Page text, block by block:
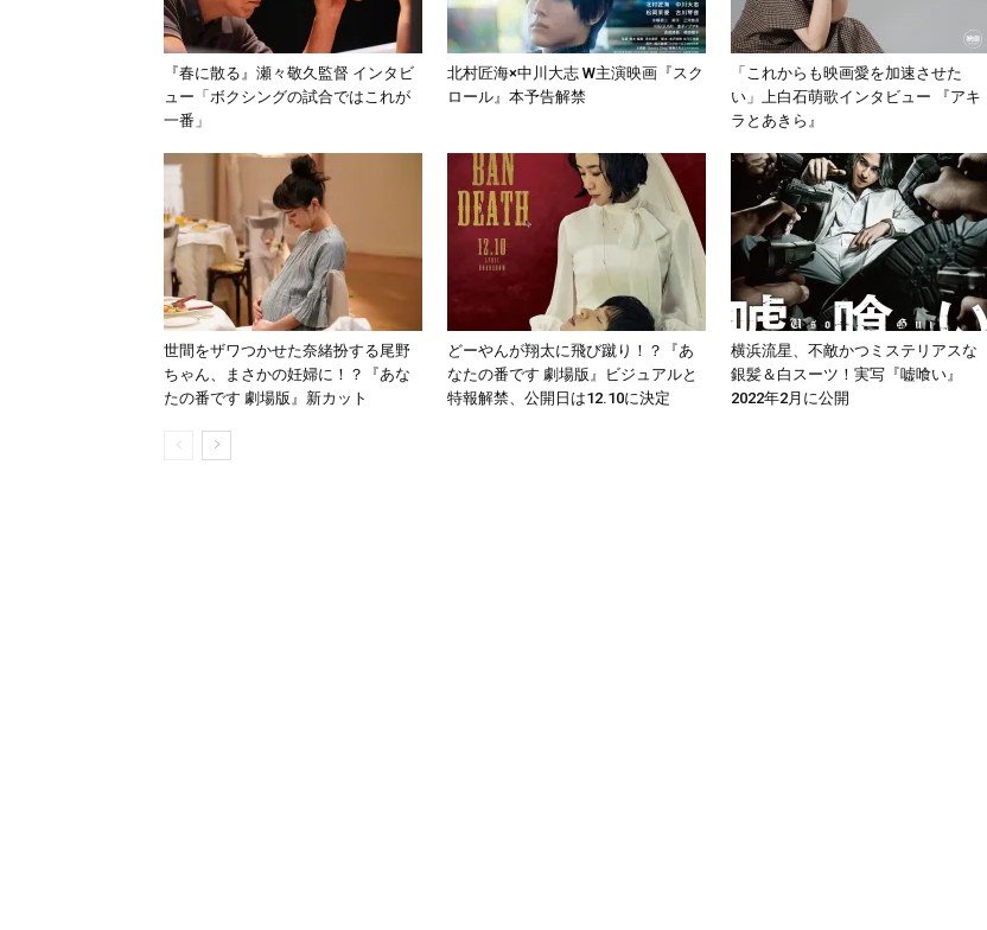
『春に散る』瀬々敬久監督 インタビ
ュー「ボクシングの試合ではこれが
一番」
北村匠海×中川大志 W主演映画『スク
ロール』本予告解禁
「これからも映画愛を加速させた
い」上白石萌歌インタビュー 『アキ
ラとあきら』
世間をザワつかせた奈緒扮する尾野
ちゃん、まさかの妊婦に！？『あな
たの番です 劇場版』新カット
どーやんが翔太に飛び蹴り！？『あ
なたの番です 劇場版』ビジュアルと
特報解禁、公開日は12.10に決定
横浜流星、不敵かつミステリアスな
銀髪＆白スーツ！実写『嘘喰い』
2022年2月に公開